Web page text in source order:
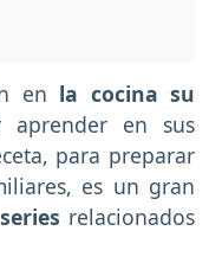
en la cocina su
en sus
para preparar
es un gran
relacionados